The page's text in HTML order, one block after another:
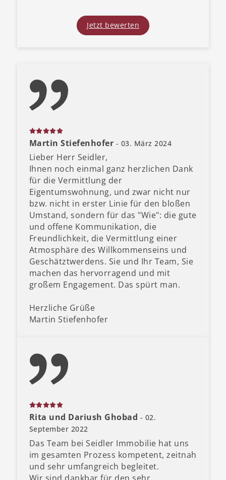
Jetzt bewerten
Martin Stiefenhofer - 03. März 2024
Lieber Herr Seidler,
Ihnen noch einmal ganz herzlichen Dank
für die Vermittlung der
Eigentumswohnung, und zwar nicht nur
bzw. nicht in erster Linie für den bloßen
Umstand, sondern für das "Wie": die gute
und offene Kommunikation, die
Freundlichkeit, die Vermittlung einer
Atmosphäre des Willkommenseins und
Geschätztwerdens. Sie und Ihr Team, Sie
machen das hervorragend und mit
großem Engagement. Das spürt man.
Herzliche Grüße
Martin Stiefenhofer
Rita und Dariush Ghobad - 02.
September 2022
Das Team bei Seidler Immobilie hat uns
im gesamten Prozess kompetent, zeitnah
und sehr umfangreich begleitet.